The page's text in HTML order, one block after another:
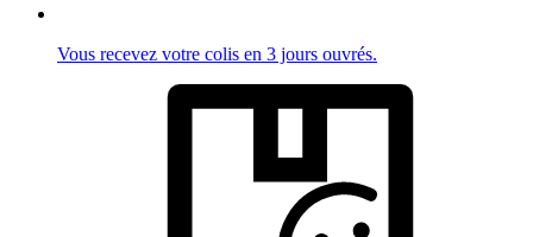
Vous recevez votre colis en 3 jours ouvrés.